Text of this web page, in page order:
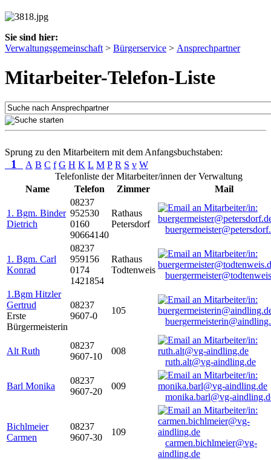
Sie sind hier:
Verwaltungsgemeinschaft > Bürgerservice > Ansprechpartner
Mitarbeiter-Telefon-Liste
Sprung zu den Mitarbeitern mit dem Anfangsbuchstaben:
1 A B C f G H K L M P R S v W
Telefonliste der Mitarbeiter/innen der Verwaltung
Name
Telefon Zimmer Mail
1. Bgm. Binder
Dietrich
08237
952530
0160
90664140
Rathaus
Petersdorf
1. Bgm. Carl
Konrad
08237
959156
0174
1421854
Rathaus
Todtenweis
1.Bgm Hitzler
Gertrud
Erste
Bürgermeisterin
08237
9607-0
105
Alt Ruth
08237
9607-10
008
ruth.alt@vg-aindling.de
Barl Monika
08237
9607-20
009
monika.barl@vg-
Bichlmeier
Carmen
08237
9607-30
109
carmen.bichlmeier@vg-
aindling.de